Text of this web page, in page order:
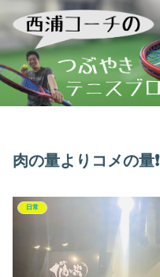
肉の量よりコメの量❗️
日常